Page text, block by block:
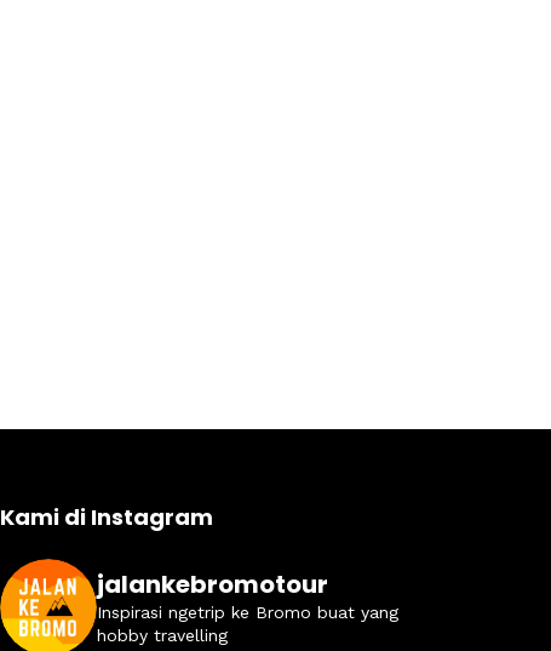
Kami di Instagram
jalankebromotour
Inspirasi ngetrip ke Bromo buat yang
hobby travelling